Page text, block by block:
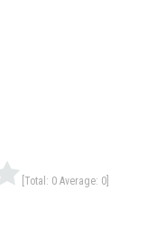
[Total: 0 Average: 0